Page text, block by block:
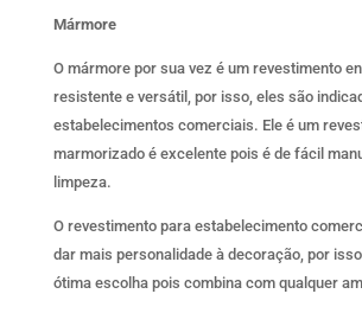
Mármore
O mármore por sua vez é um revestimento
resistente e versátil, por isso, eles são
estabelecimentos comerciais. Ele é um
marmorizado é excelente pois é de fácil
limpeza.
O revestimento para estabelecimento
dar mais personalidade à decoração, por
ótima escolha pois combina com qualquer